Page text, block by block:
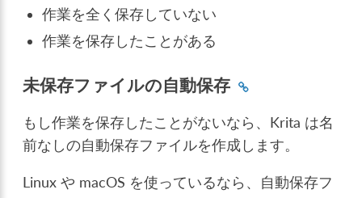
作業を全く保存していない
作業を保存したことがある
未保存ファイルの自動保存
もし作業を保存したことがないなら、Krita は名
前なしの自動保存ファイルを作成します。
Linux や macOS を使っているなら、自動保存フ